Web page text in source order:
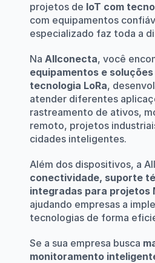
projetos de IoT com
com equipamentos
especializado faz toda a
Na Allconecta
equipamentos e
tecnologia LoRa,
atender diferentes
rastreamento de ativos,
remoto, projetos
cidades inteligentes.
conectividade, suporte
integradas para projetos
ajudando empresas a
tecnologias de forma
Se a sua empresa busca
monitoramento